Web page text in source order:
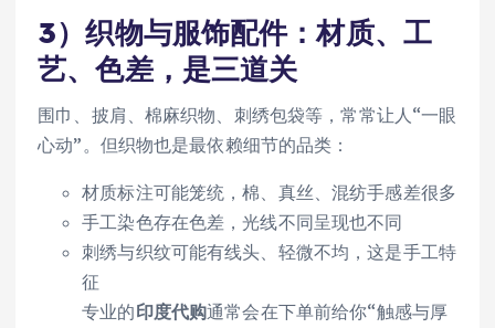
3）织物与服饰配件：材质、工
艺、色差，是三道关
围巾、披肩、棉麻织物、刺绣包袋等，常常让人“一眼
心动”。但织物也是最依赖细节的品类：
材质标注可能笼统，棉、真丝、混纺手感差很多
手工染色存在色差，光线不同呈现也不同
刺绣与织纹可能有线头、轻微不均，这是手工特
征
专业的印度代购通常会在下单前给你“触感与厚